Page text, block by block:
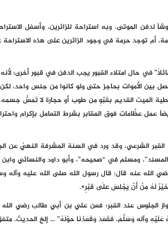
لدفن الموتى، وبه استراحة للزائرين، وأسفل
أم توجد حرمة في وجود الزائرين على هذه
في حال امتلاء القبور يجب الدفن في قبور أخرى؛
بين الأموات بحاجز حتى ولو كانوا من جنس واحد،
الميت القديم بقَبْوٍ مِن طوب أو حجارة لا تَمَسُّ
عمل عظَّامات فوق المقابر بشرط التعامل بإكرام
القبر الشرعي، وقد ورد في السنة المشرفة النهيُ عن
ومسلم في “صحيحه”، وأبو داود والنسائي
الله عنه قال: قال رسول الله صلى الله عليه
لَهُ مِنْ أَنْ يَجْلِسَ عَلَى قَبْرٍ».
الجلوس عند القبر؛ فعن علي بن أبي طالب رضي
عَلَيْهِ وآله وَسَلَّمَ، فَقَعَدَ وَقَعَدْنَا حَوْلَهُ” … إلخ الحديث.